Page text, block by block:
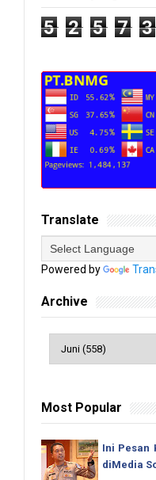
5 2 5 7 3
Translate
Powered by
Archive
Most Popular
Ini Pesan
diMedia